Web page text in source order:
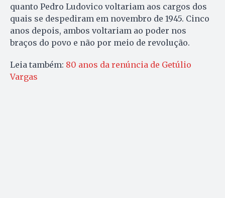
quanto Pedro Ludovico voltariam aos cargos dos
quais se despediram em novembro de 1945. Cinco
anos depois, ambos voltariam ao poder nos
braços do povo e não por meio de revolução.
Leia também: 80 anos da renúncia de Getúlio
Vargas